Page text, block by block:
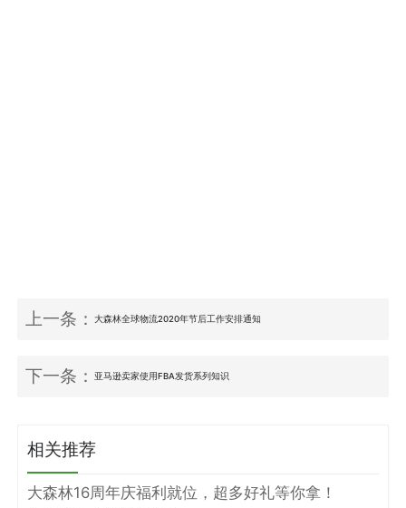
上一条：大森林全球物流2020年节后工作安排通知
下一条：亚马逊卖家使用FBA发货系列知识
相关推荐
大森林16周年庆福利就位，超多好礼等你拿！